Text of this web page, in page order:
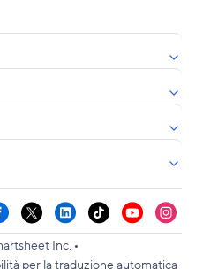
X LinkedInTikTokYouTube
Inc. •
per la traduzione automatica